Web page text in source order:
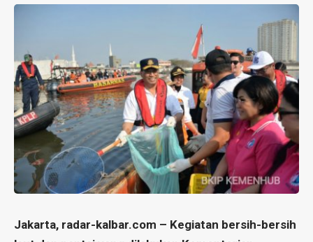
Jakarta, radar-kalbar.com – Kegiatan bersih-bersih